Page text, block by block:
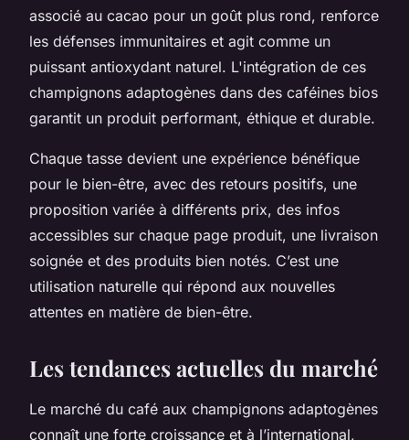
associé au cacao pour un goût plus rond, renforce
les défenses immunitaires et agit comme un
puissant antioxydant naturel. L'intégration de ces
champignons adaptogènes dans des caféines bios
garantit un produit performant, éthique et durable.
Chaque tasse devient une expérience bénéfique
pour le bien-être, avec des retours positifs, une
proposition variée à différents prix, des infos
accessibles sur chaque page produit, une livraison
soignée et des produits bien notés. C’est une
utilisation naturelle qui répond aux nouvelles
attentes en matière de bien-être.
Les tendances actuelles du marché
Le marché du café aux champignons adaptogènes
connaît une forte croissance et à l’international,